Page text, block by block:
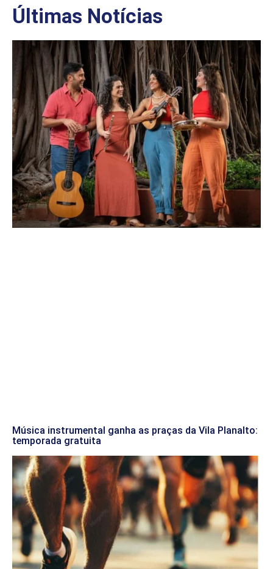
Últimas Notícias
Música instrumental ganha as praças da Vila Planalto:
temporada gratuita